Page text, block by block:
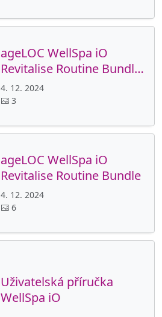
ageLOC WellSpa iO
Revitalise Routine Bundle-
popisek
4. 12. 2024
3
ageLOC WellSpa iO
Revitalise Routine Bundle
4. 12. 2024
6
Uživatelská příručka
WellSpa iO